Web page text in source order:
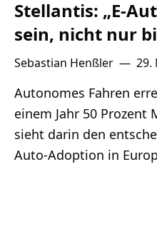
Stellantis: „E-
sein, nicht nur
Sebastian Henßler — 29.
Autonomes Fahren
einem Jahr 50 Prozent
sieht darin den
Auto-Adoption in